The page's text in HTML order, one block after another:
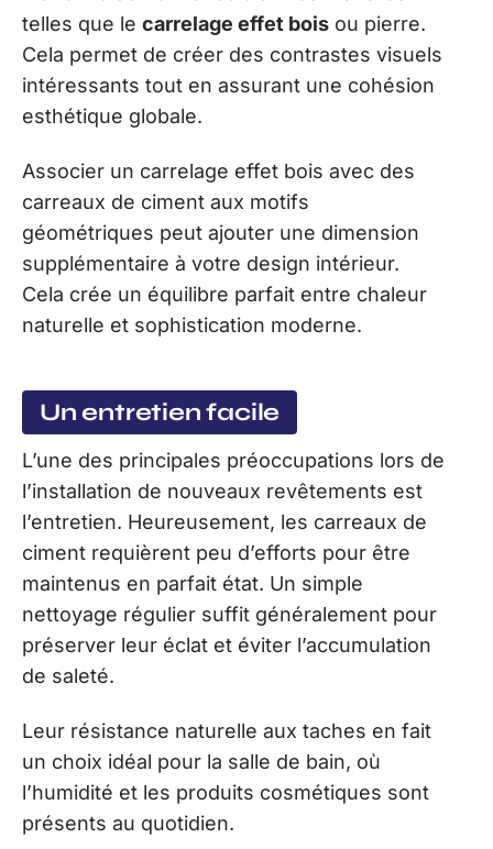
telles que le carrelage effet bois ou pierre.
Cela permet de créer des contrastes visuels
intéressants tout en assurant une cohésion
esthétique globale.
Associer un carrelage effet bois avec des
carreaux de ciment aux motifs
géométriques peut ajouter une dimension
supplémentaire à votre design intérieur.
Cela crée un équilibre parfait entre chaleur
naturelle et sophistication moderne.
Un entretien facile
L’une des principales préoccupations lors de
l’installation de nouveaux revêtements est
l’entretien. Heureusement, les carreaux de
ciment requièrent peu d’efforts pour être
maintenus en parfait état. Un simple
nettoyage régulier suffit généralement pour
préserver leur éclat et éviter l’accumulation
de saleté.
Leur résistance naturelle aux taches en fait
un choix idéal pour la salle de bain, où
l’humidité et les produits cosmétiques sont
présents au quotidien.